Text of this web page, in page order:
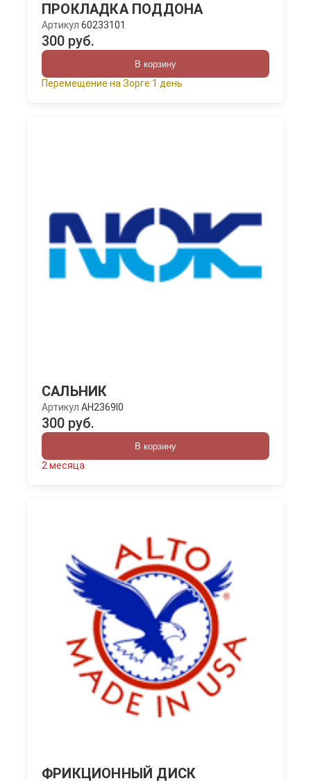
ПРОКЛАДКА ПОДДОНА
Артикул 60233101
300 руб.
В корзину
Перемещение на Зорге 1 день
САЛЬНИК
Артикул AH2369I0
300 руб.
В корзину
2 месяца
ФРИКЦИОННЫЙ ДИСК